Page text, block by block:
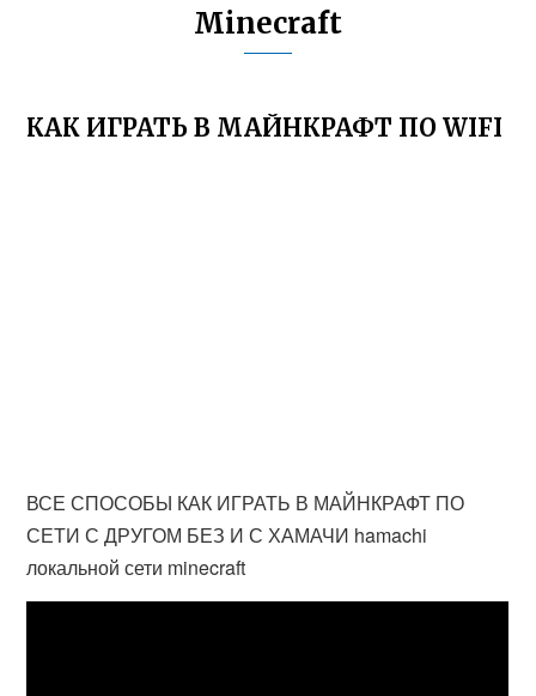
Minecraft
КАК ИГРАТЬ В МАЙНКРАФТ ПО WIFI
ВСЕ СПОСОБЫ КАК ИГРАТЬ В МАЙНКРАФТ ПО
СЕТИ С ДРУГОМ БЕЗ И С ХАМАЧИ hamachi
локальной сети minecraft